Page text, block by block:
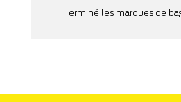
Terminé les marques de